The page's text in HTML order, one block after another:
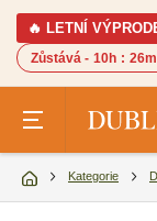
🔥 LETNÍ
Zůstává - 10h : 26m
Kategorie